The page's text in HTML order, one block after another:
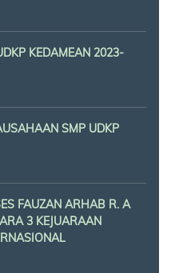
KEDAMEAN 2023-
SMP UDKP
FAUZAN ARHAB R. A
3 KEJUARAAN